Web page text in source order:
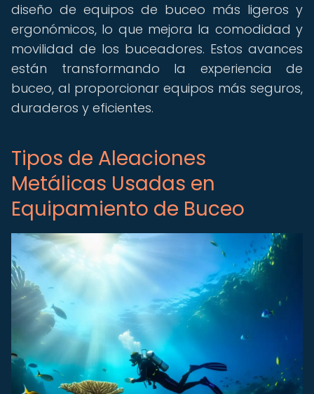
diseño de equipos de buceo más ligeros y
ergonómicos, lo que mejora la comodidad y
movilidad de los buceadores. Estos avances
están transformando la experiencia de
buceo, al proporcionar equipos más seguros,
duraderos y eficientes.
Tipos de Aleaciones
Metálicas Usadas en
Equipamiento de Buceo